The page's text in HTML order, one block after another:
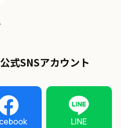
式SNSアカウント
LINE